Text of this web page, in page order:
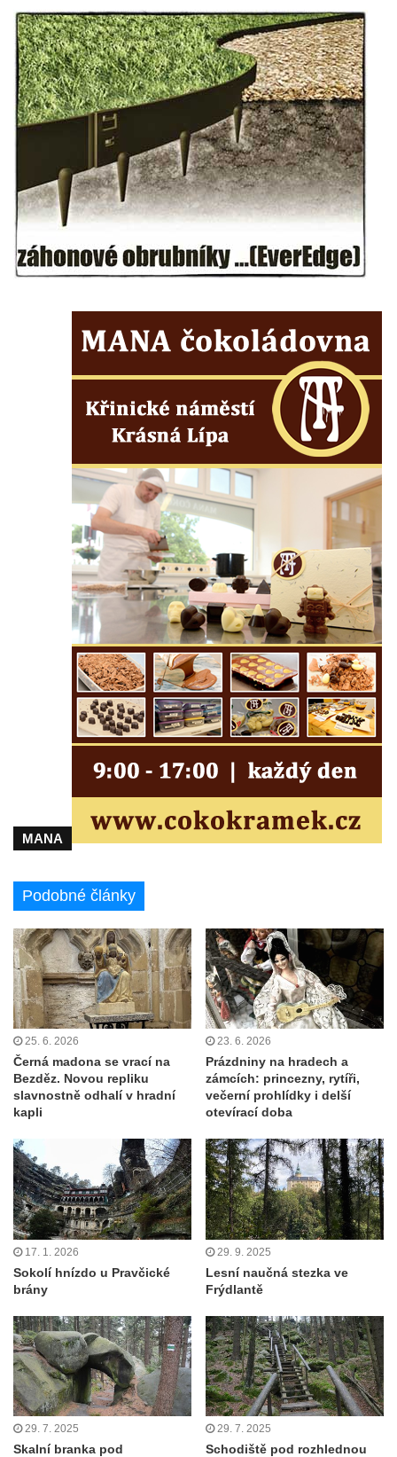
MANA
Podobné články
25. 6. 2026
Černá madona se vrací na
Bezděz. Novou repliku
slavnostně odhalí v hradní
kapli
23. 6. 2026
Prázdniny na hradech a
zámcích: princezny, rytíři,
večerní prohlídky i delší
otevírací doba
17. 1. 2026
Sokolí hnízdo u Pravčické
brány
29. 9. 2025
Lesní naučná stezka ve
Frýdlantě
29. 7. 2025
Skalní branka pod
29. 7. 2025
Schodiště pod rozhlednou